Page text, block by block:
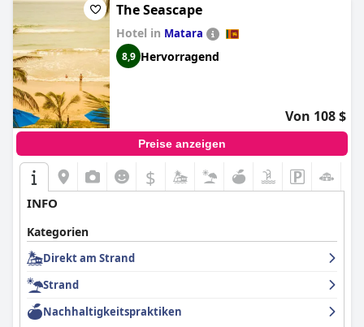
The Seascape
Hotel in Matara
8,9 Hervorragend
Von 108 $
Preise anzeigen
$
INFO
Kategorien
Direkt am Strand
Strand
Nachhaltigkeitspraktiken